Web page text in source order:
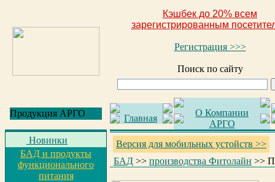
Кэшбек до 20% всем
зарегистрированным
Регистрация >>>
Поиск по сайту
Продукция АРГО Главная
О Компании
АРГО
Новинки
БАД и продукты
функционального
питания
Версия для мобильных устойств >>
БАД >> производства Фитолайн >>